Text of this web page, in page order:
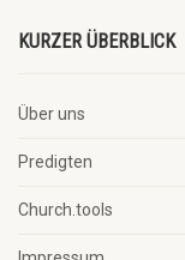
KURZER ÜBERBLICK
Über uns
Predigten
Church.tools